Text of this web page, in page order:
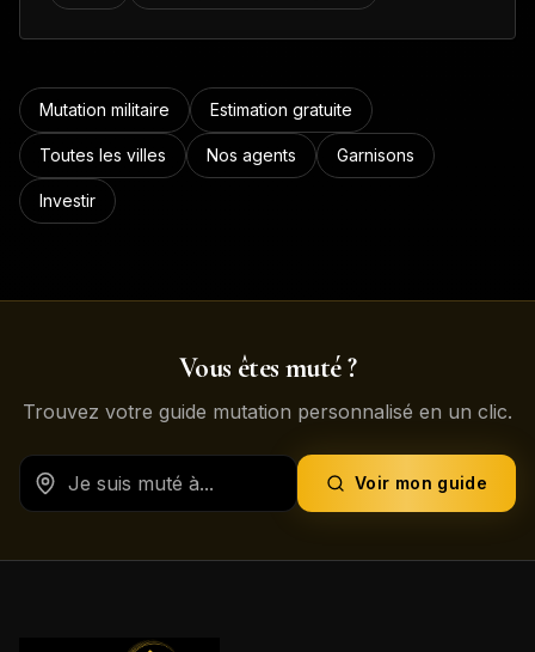
Mutation militaire Estimation gratuite
Toutes les villes Nos agents Garnisons
Investir
Vous êtes muté ?
Trouvez votre guide mutation personnalisé en un clic.
Voir mon guide